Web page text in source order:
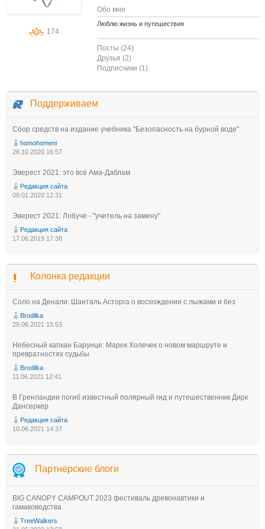
174
Обо мне
Люблю жизнь и путешествия
Посты (24)
Друзья (2)
Подписчики (1)
Поддерживаем
Сбор средств на издание учебника "Безопасность на бурной воде"
homohomeni
26.10.2020 16:57
Эверест 2021: это всё Ама-Даблам
Редакция сайта
09.01.2020 12:31
Эверест 2021: Лобуче - "учитель на замену"
Редакция сайта
17.06.2019 17:38
Колонка редакции
Соло на Денали: Шанталь Асторга о восхождении с лыжами и без
Brodilka
29.06.2021 15:53
Небесный капкан Барунце: Марек Холечек о новом маршруте и
превратностях судьбы
Brodilka
11.06.2021 12:41
В Гренландии погиб известный полярный гид и путешественник Дирк
Дансеркер
Редакция сайта
10.06.2021 14:37
Партнерские блоги
BIG CANOPY CAMPOUT 2023 фестиваль древонавтики и
гамаководства
TreeWalkers